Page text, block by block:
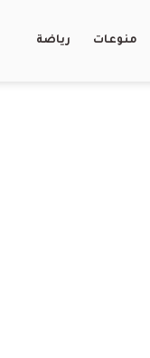
منوعات رياضة